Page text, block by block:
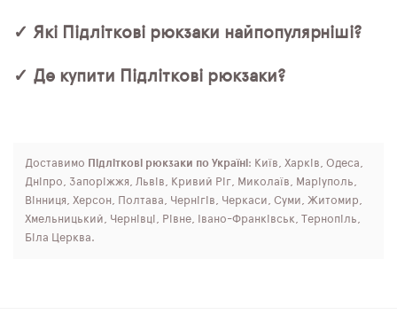
✓ Які Підліткові рюкзаки найпопулярніші?
✓ Де купити Підліткові рюкзаки?
Доставимо Підліткові рюкзаки по Україні : Київ, Харків, Одеса,
Дніпро, Запоріжжя, Львів, Кривий Ріг, Миколаїв, Маріуполь,
Вінниця, Херсон, Полтава, Чернігів, Черкаси, Суми, Житомир,
Хмельницький, Чернівці, Рівне, Івано-Франківськ, Тернопіль,
Біла Церква.